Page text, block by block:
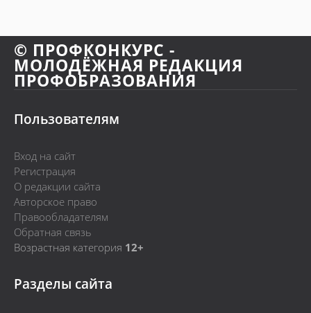
© ПРОФКОНКУРС -
МОЛОДЁЖНАЯ РЕДАКЦИЯ
ПРОФОБРАЗОВАНИЯ
Пользователям
Вход на сайт
Регистрация
О редакции сайта
Авторское право
Правообладателям
Обратная связь
Возрастная категория 12+
Разделы сайта